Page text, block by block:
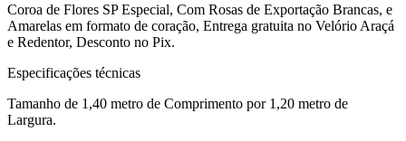
Coroa de Flores SP Especial, Com Rosas de Exportação Brancas, e
Amarelas em formato de coração, Entrega gratuita no Velório Araçá
e Redentor, Desconto no Pix.
Especificações técnicas
Tamanho de 1,40 metro de Comprimento por 1,20 metro de
Largura.